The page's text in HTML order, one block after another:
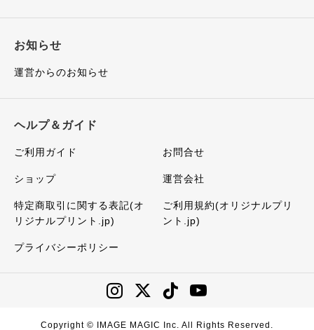
お知らせ
運営からのお知らせ
ヘルプ＆ガイド
ご利用ガイド お問合せ
ショップ 運営会社
特定商取引に関する表記(オ
リジナルプリント.jp)
ご利用規約(オリジナルプリ
ント.jp)
プライバシーポリシー
Copyright © IMAGE MAGIC Inc. All Rights Reserved.